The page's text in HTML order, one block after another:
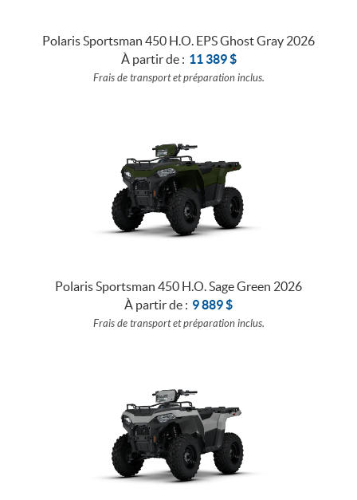
Polaris Sportsman 450 H.O. EPS Ghost Gray 2026
À partir de : 11 389$
Frais de transport et préparation inclus.
Polaris Sportsman 450 H.O. Sage Green 2026
À partir de : 9 889$
Frais de transport et préparation inclus.